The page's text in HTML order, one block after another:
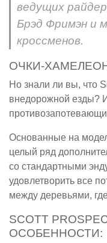
ведущих
Брэд Фримэн и
кроссменов.
ОЧКИ-
Но знали ли вы, что
внедорожной езды?
Основанные на
целый ряд
со стандартными
удовлетворить все
между деревьями,
SCOTT
ОСОБЕННОСТИ: